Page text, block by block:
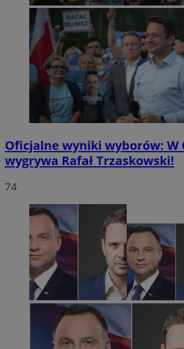
Oficjalne wyniki wyborów: W
wygrywa Rafał Trzaskowski!
74